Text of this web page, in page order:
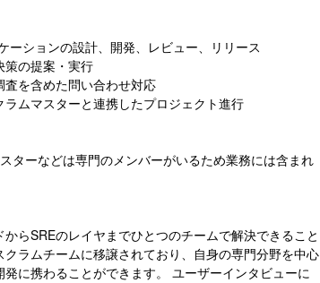
ーションの設計、開発、レビュー、リリース
策の提案・実行
を含めた問い合わせ対応
ムマスターと連携したプロジェクト進行
ターなどは専門のメンバーがいるため業務には含まれ
らSREのレイヤまでひとつのチームで解決できること
ラムチームに移譲されており、自身の専門分野を中心
に携わることができます。 ユーザーインタビューに